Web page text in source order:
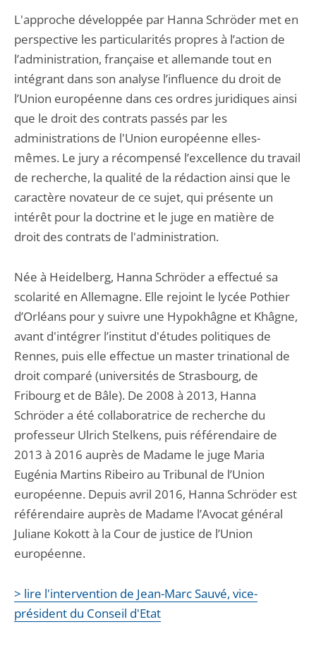
L'approche développée par Hanna Schröder met en
perspective les particularités propres à l’action de
l’administration, française et allemande tout en
intégrant dans son analyse l’influence du droit de
l’Union européenne dans ces ordres juridiques ainsi
que le droit des contrats passés par les
administrations de l'Union européenne elles-
mêmes. Le jury a récompensé l’excellence du travail
de recherche, la qualité de la rédaction ainsi que le
caractère novateur de ce sujet, qui présente un
intérêt pour la doctrine et le juge en matière de
droit des contrats de l'administration.
Née à Heidelberg, Hanna Schröder a effectué sa
scolarité en Allemagne. Elle rejoint le lycée Pothier
d’Orléans pour y suivre une Hypokhâgne et Khâgne,
avant d'intégrer l’institut d'études politiques de
Rennes, puis elle effectue un master trinational de
droit comparé (universités de Strasbourg, de
Fribourg et de Bâle). De 2008 à 2013, Hanna
Schröder a été collaboratrice de recherche du
professeur Ulrich Stelkens, puis référendaire de
2013 à 2016 auprès de Madame le juge Maria
Eugénia Martins Ribeiro au Tribunal de l’Union
européenne. Depuis avril 2016, Hanna Schröder est
référendaire auprès de Madame l’Avocat général
Juliane Kokott à la Cour de justice de l’Union
européenne.
> lire l'intervention de Jean-Marc Sauvé, vice-
président du Conseil d'Etat